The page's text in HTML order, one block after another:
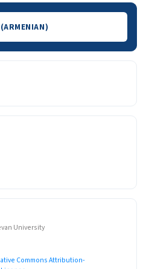
University
Commons Attribution-